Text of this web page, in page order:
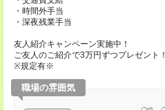
・時間外手当
・深夜残業手当
友人紹介キャンペーン実施中！
ご友人のご紹介で3万円ずつプレゼント！
※規定有※
職場の雰囲気